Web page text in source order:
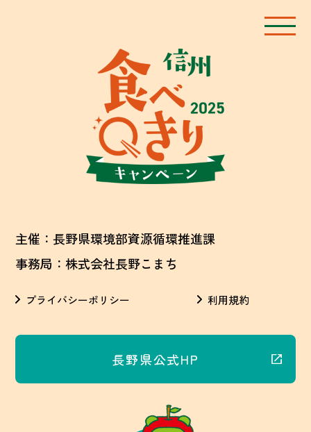
主催：長野県環境部資源循環推進課
事務局：株式会社長野こまち
プライバシーポリシー 利用規約
長野県公式HP